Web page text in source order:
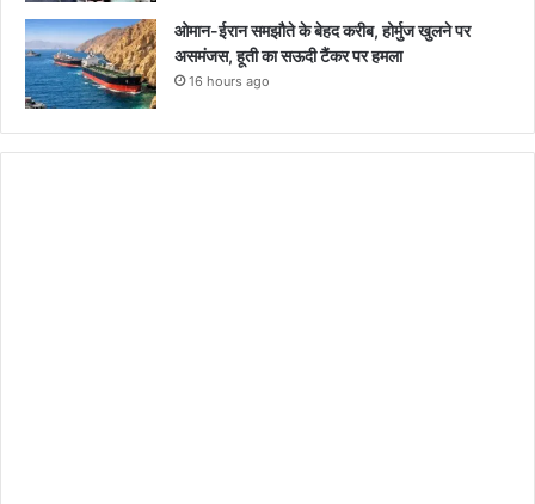
ओमान-ईरान समझौते के बेहद करीब, होर्मुज खुलने पर
असमंजस, हूती का सऊदी टैंकर पर हमला
16 hours ago